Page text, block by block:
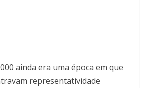
ainda era uma época em que
representatividade